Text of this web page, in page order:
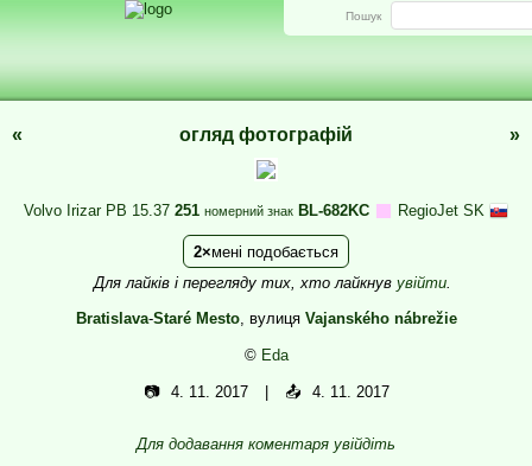
« огляд фотографій »
Volvo Irizar PB 15.37 251 номерний знак BL-682KC RegioJet SK
2 мені подобається
Для лайків і перегляду тих, хто лайкнув увійти.
Bratislava-Staré Mesto, вулиця Vajanského nábrežie
© Eda
📷 4. 11. 2017 📤 4. 11. 2017
Для додавання коментаря увійдіть
Пошук